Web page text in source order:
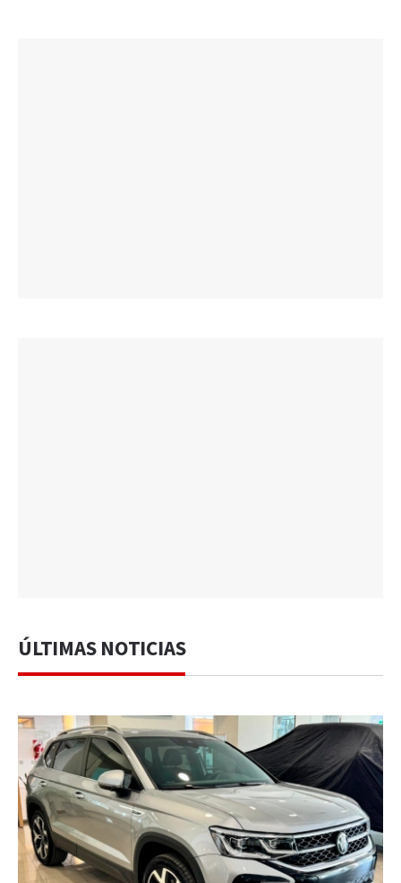
ÚLTIMAS NOTICIAS